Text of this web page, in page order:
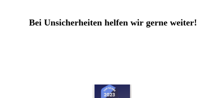
Bei Unsicherheiten helfen wir gerne weiter!